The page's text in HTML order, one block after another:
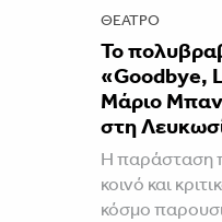
ΘΈΑΤΡΟ
Το
«Goodbye,
Μάριο
στη
Η παράσταση
κοινό και
κόσμο